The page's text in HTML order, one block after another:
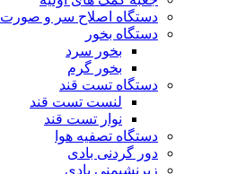
دستگاه اصلاح سر و صورت
دستگاه بخور
بخور سرد
بخور گرم
دستگاه تست قند
لنست تست قند
نوار تست قند
دستگاه تصفیه هوا
دور گردنی بادی
زیرنشیمنی بادی